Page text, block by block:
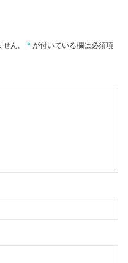
ん。 * が付いている欄は必須項